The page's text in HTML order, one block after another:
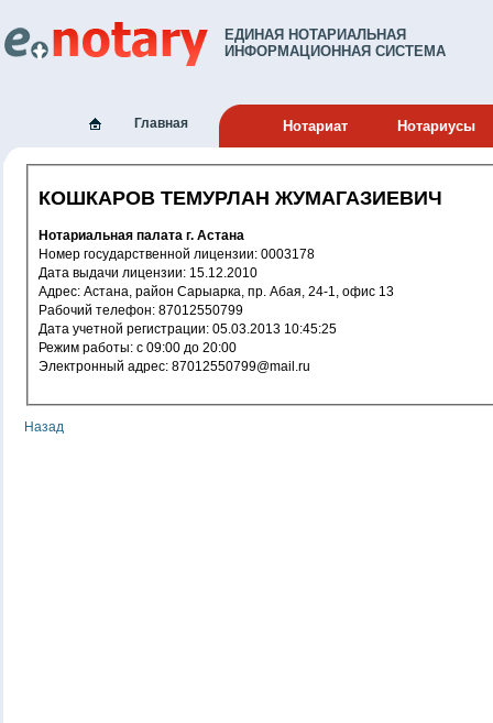
ЕДИНАЯ НОТАРИАЛЬНАЯ
ИНФОРМАЦИОННАЯ СИСТЕМА
Главная Нотариат Нотариусы
КОШКАРОВ ТЕМУРЛАН ЖУМАГАЗИЕВИЧ
Нотариальная палата г. Астана
Номер государственной лицензии: 0003178
Дата выдачи лицензии: 15.12.2010
Адрес: Астана, район Сарыарка, пр. Абая, 24-1, офис 13
Рабочий телефон: 87012550799
Дата учетной регистрации: 05.03.2013 10:45:25
Режим работы: с 09:00 до 20:00
Электронный адрес: 87012550799@mail.ru
Назад